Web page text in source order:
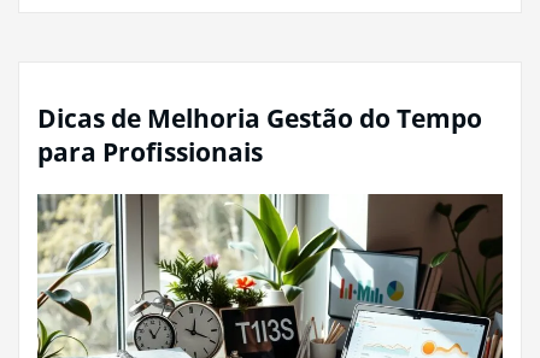
Dicas de Melhoria Gestão do Tempo
para Profissionais